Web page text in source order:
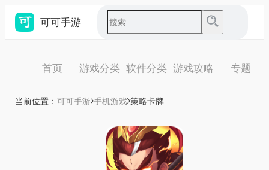
可可手游
首页 游戏分类 软件分类 游戏攻略 专题
当前位置： 可可手游 手机游戏 策略卡牌